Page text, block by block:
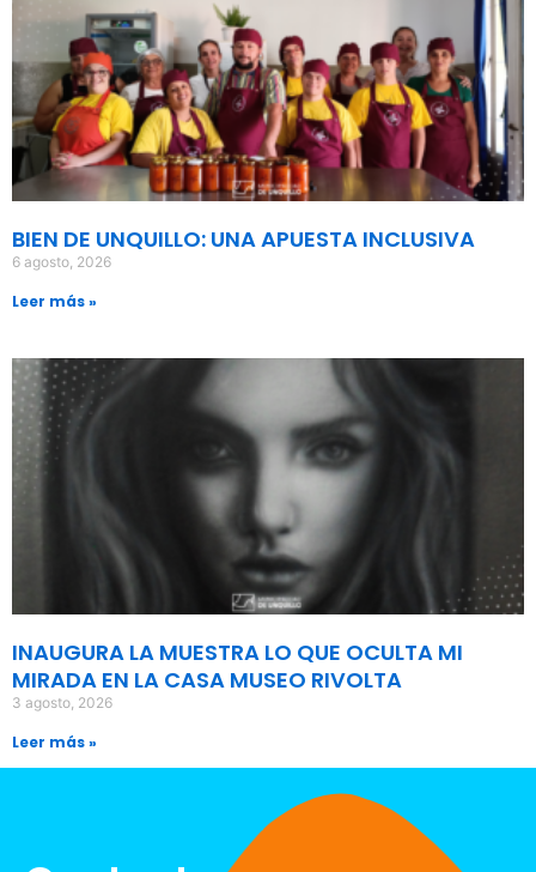
BIEN DE UNQUILLO: UNA APUESTA INCLUSIVA
6 agosto, 2026
Leer más »
INAUGURA LA MUESTRA LO QUE OCULTA MI
MIRADA EN LA CASA MUSEO RIVOLTA
3 agosto, 2026
Leer más »